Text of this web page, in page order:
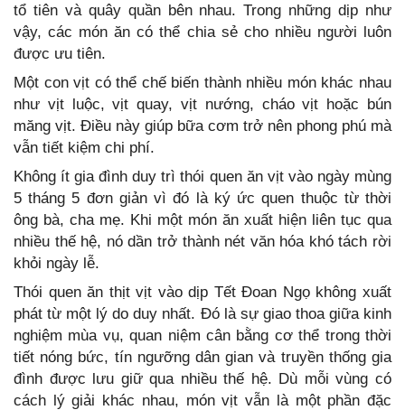
tổ tiên và quây quần bên nhau. Trong những dịp như
vậy, các món ăn có thể chia sẻ cho nhiều người luôn
được ưu tiên.
Một con vịt có thể chế biến thành nhiều món khác nhau
như vịt luộc, vịt quay, vịt nướng, cháo vịt hoặc bún
măng vịt. Điều này giúp bữa cơm trở nên phong phú mà
vẫn tiết kiệm chi phí.
Không ít gia đình duy trì thói quen ăn vịt vào ngày mùng
5 tháng 5 đơn giản vì đó là ký ức quen thuộc từ thời
ông bà, cha mẹ. Khi một món ăn xuất hiện liên tục qua
nhiều thế hệ, nó dần trở thành nét văn hóa khó tách rời
khỏi ngày lễ.
Thói quen ăn thịt vịt vào dịp Tết Đoan Ngọ không xuất
phát từ một lý do duy nhất. Đó là sự giao thoa giữa kinh
nghiệm mùa vụ, quan niệm cân bằng cơ thể trong thời
tiết nóng bức, tín ngưỡng dân gian và truyền thống gia
đình được lưu giữ qua nhiều thế hệ. Dù mỗi vùng có
cách lý giải khác nhau, món vịt vẫn là một phần đặc